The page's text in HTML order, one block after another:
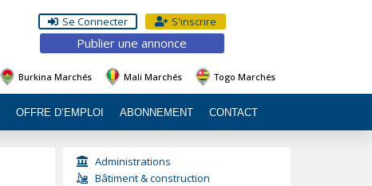
Se Connecter S'inscrire
Publier une annonce
Burkina Marchés Mali Marchés Togo Marchés
OFFRE D’EMPLOI ABONNEMENT CONTACT
Administrations
Bâtiment & construction